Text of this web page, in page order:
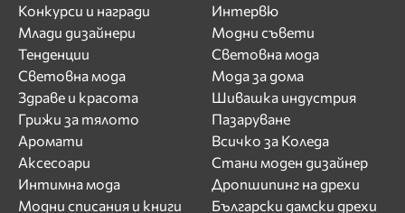
Конкурси и награди
Млади дизайнери
Тенденции
Световна мода
Здраве и красота
Грижи за тялото
Аромати
Аксесоари
Интимна мода
Модни списания и книги
Интервю
Модни съвети
Световна мода
Мода за дома
Шивашка индустрия
Пазаруване
Всичко за Коледа
Стани моден дизайнер
Дропшипинг на дрехи
Български дамски дрехи